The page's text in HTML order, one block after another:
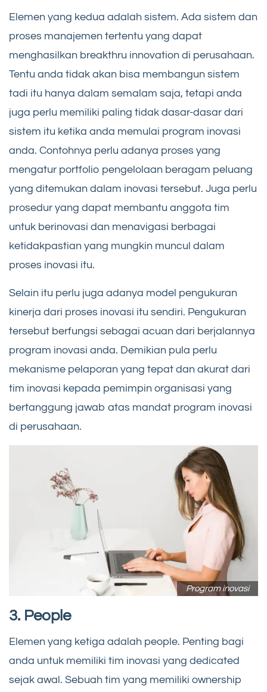
Elemen yang kedua adalah sistem. Ada sistem dan
proses manajemen tertentu yang dapat
menghasilkan breakthru innovation di perusahaan.
Tentu anda tidak akan bisa membangun sistem
tadi itu hanya dalam semalam saja, tetapi anda
juga perlu memiliki paling tidak dasar-dasar dari
sistem itu ketika anda memulai program inovasi
anda. Contohnya perlu adanya proses yang
mengatur portfolio pengelolaan beragam peluang
yang ditemukan dalam inovasi tersebut. Juga perlu
prosedur yang dapat membantu anggota tim
untuk berinovasi dan menavigasi berbagai
ketidakpastian yang mungkin muncul dalam
proses inovasi itu.
Selain itu perlu juga adanya model pengukuran
kinerja dari proses inovasi itu sendiri. Pengukuran
tersebut berfungsi sebagai acuan dari berjalannya
program inovasi anda. Demikian pula perlu
mekanisme pelaporan yang tepat dan akurat dari
tim inovasi kepada pemimpin organisasi yang
bertanggung jawab atas mandat program inovasi
di perusahaan.
Program inovasi
3. People
Elemen yang ketiga adalah people. Penting bagi
anda untuk memiliki tim inovasi yang dedicated
sejak awal. Sebuah tim yang memiliki ownership